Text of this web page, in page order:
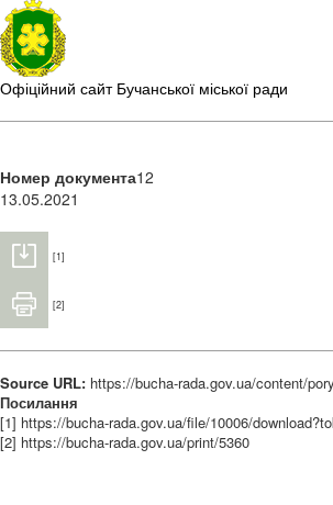
Офіційний сайт Бучанської міської ради
Номер документа12
13.05.2021
[1]
[2]
Source URL: https://bucha-rada.gov.ua/content/
Посилання
[1] https://bucha-rada.gov.ua/file/10006/
[2] https://bucha-rada.gov.ua/print/5360